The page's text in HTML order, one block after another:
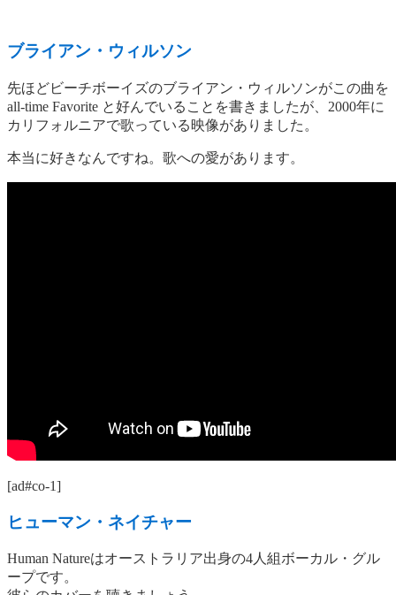
ブライアン・ウィルソン
先ほどビーチボーイズのブライアン・ウィルソンがこの曲を
all-time Favorite と好んでいることを書きましたが、2000年に
カリフォルニアで歌っている映像がありました。
本当に好きなんですね。歌への愛があります。
[ad#co-1]
ヒューマン・ネイチャー
Human Natureはオーストラリア出身の4人組ボーカル・グル
ープです。